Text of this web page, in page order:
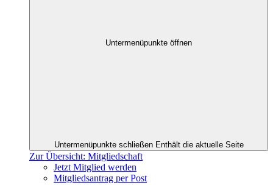
Untermenüpunkte öffnen
Untermenüpunkte schließen Enthält die aktuelle Seite
Zur Übersicht: Mitgliedschaft
Jetzt Mitglied werden
Mitgliedsantrag per Post